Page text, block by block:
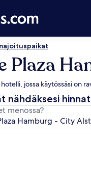
Plaza
hotelli, jossa käytössäsi
nähdäksesi hinnat
menossa?